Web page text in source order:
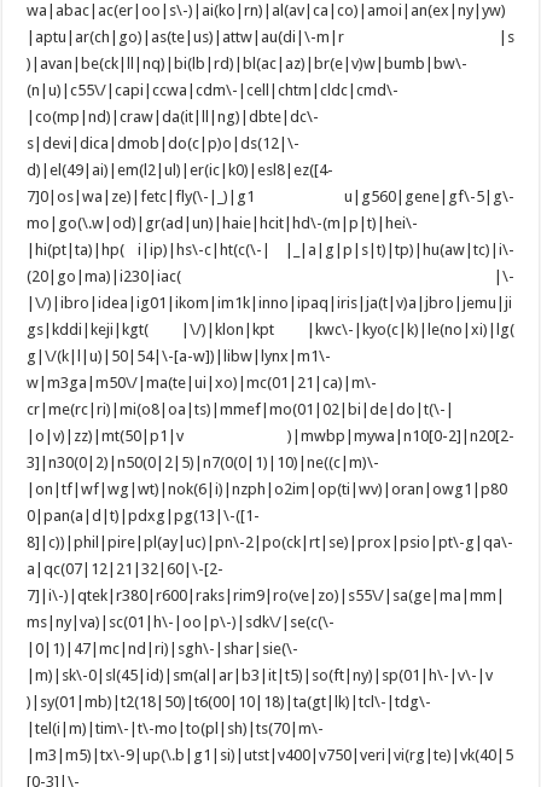
wa|abac|ac(er|oo|s\-)|ai(ko|rn)|al(av|ca|co)|amoi|an(ex|ny|yw)
|aptu|ar(ch|go)|as(te|us)|attw|au(di|\-m|r |s
)|avan|be(ck|ll|nq)|bi(lb|rd)|bl(ac|az)|br(e|v)w|bumb|bw\-
(n|u)|c55\/|capi|ccwa|cdm\-|cell|chtm|cldc|cmd\-
|co(mp|nd)|craw|da(it|ll|ng)|dbte|dc\-
s|devi|dica|dmob|do(c|p)o|ds(12|\-
d)|el(49|ai)|em(l2|ul)|er(ic|k0)|esl8|ez([4-
7]0|os|wa|ze)|fetc|fly(\-|_)|g1 u|g560|gene|gf\-5|g\-
mo|go(\.w|od)|gr(ad|un)|haie|hcit|hd\-(m|p|t)|hei\-
|hi(pt|ta)|hp( i|ip)|hs\-c|ht(c(\-| |_|a|g|p|s|t)|tp)|hu(aw|tc)|i\-
(20|go|ma)|i230|iac( |\-
|\/)|ibro|idea|ig01|ikom|im1k|inno|ipaq|iris|ja(t|v)a|jbro|jemu|ji
gs|kddi|keji|kgt( |\/)|klon|kpt |kwc\-|kyo(c|k)|le(no|xi)|lg(
g|\/(k|l|u)|50|54|\-[a-w])|libw|lynx|m1\-
w|m3ga|m50\/|ma(te|ui|xo)|mc(01|21|ca)|m\-
cr|me(rc|ri)|mi(o8|oa|ts)|mmef|mo(01|02|bi|de|do|t(\-|
|o|v)|zz)|mt(50|p1|v )|mwbp|mywa|n10[0-2]|n20[2-
3]|n30(0|2)|n50(0|2|5)|n7(0(0|1)|10)|ne((c|m)\-
|on|tf|wf|wg|wt)|nok(6|i)|nzph|o2im|op(ti|wv)|oran|owg1|p80
0|pan(a|d|t)|pdxg|pg(13|\-([1-
8]|c))|phil|pire|pl(ay|uc)|pn\-2|po(ck|rt|se)|prox|psio|pt\-g|qa\-
a|qc(07|12|21|32|60|\-[2-
7]|i\-)|qtek|r380|r600|raks|rim9|ro(ve|zo)|s55\/|sa(ge|ma|mm|
ms|ny|va)|sc(01|h\-|oo|p\-)|sdk\/|se(c(\-
|0|1)|47|mc|nd|ri)|sgh\-|shar|sie(\-
|m)|sk\-0|sl(45|id)|sm(al|ar|b3|it|t5)|so(ft|ny)|sp(01|h\-|v\-|v
)|sy(01|mb)|t2(18|50)|t6(00|10|18)|ta(gt|lk)|tcl\-|tdg\-
|tel(i|m)|tim\-|t\-mo|to(pl|sh)|ts(70|m\-
|m3|m5)|tx\-9|up(\.b|g1|si)|utst|v400|v750|veri|vi(rg|te)|vk(40|5
[0-3]|\-